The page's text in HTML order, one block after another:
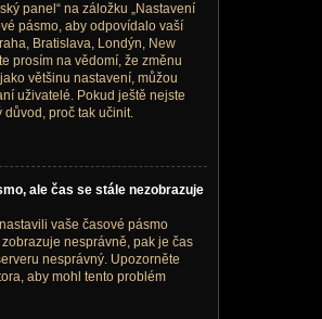
panel“ na záložku „Nastavení
pásmo, aby odpovídalo vaší
Bratislava, Londýn, New
prosím na vědomí, že změnu
většinu nastavení, můžou
uživatelé. Pokud ještě nejste
důvod, proč tak učinit.
ale čas se stále nezobrazuje
vaše časové pásmo
nesprávně, pak je čas
nesprávný. Upozorněte
aby mohl tento problém